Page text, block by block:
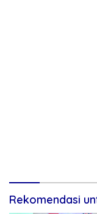
Rekomendasi